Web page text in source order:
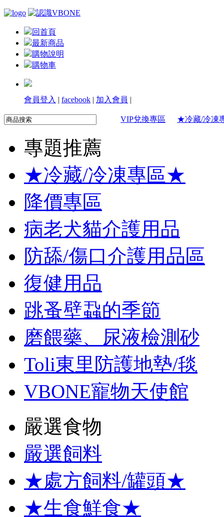
回首頁
最新商品
購物說明
購物車
會員登入 | facebook | 加入會員 |
VIP兌換專區 ★冷藏/冷凍
專題推薦
★冷藏/冷凍專區★
降價專區
病老犬貓介護用品
防舔/傷口介護用品區
復健用品
跳蚤壁蝨的季節
磨餵藥、尿液檢測砂
Toli東里防護地墊/毯
VBONE寵物天使館
嚴選食物
嚴選飼料
★處方飼料/罐頭★
★生食鮮食★